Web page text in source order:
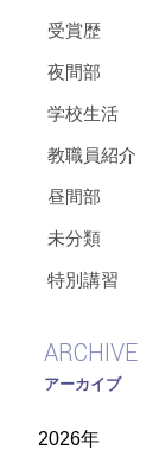
受賞歴
夜間部
学校生活
教職員紹介
昼間部
未分類
特別講習
ARCHIVE
アーカイブ
2026年